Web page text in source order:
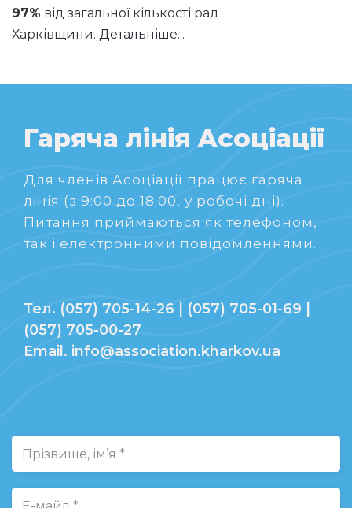
97% від загальної кількості рад
Харківщини. Детальніше...
Гаряча лінія Асоціації
Для членів Асоціації працює гаряча
лінія (з 9:00 до 18:00, у робочі дні).
Питання приймаються як телефоном,
так і електронними повідомленнями.
Тел. (057) 705-14-26 | (057) 705-01-69 |
(057) 705-00-27
Email. info@association.kharkov.ua